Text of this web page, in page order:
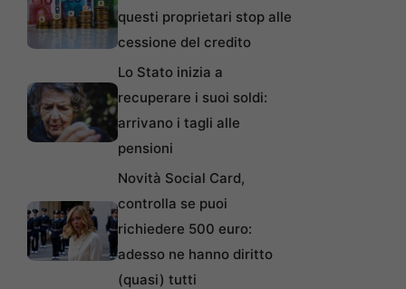
questi proprietari stop alle
cessione del credito
Lo Stato inizia a
recuperare i suoi soldi:
arrivano i tagli alle
pensioni
Novità Social Card,
controlla se puoi
richiedere 500 euro:
adesso ne hanno diritto
(quasi) tutti